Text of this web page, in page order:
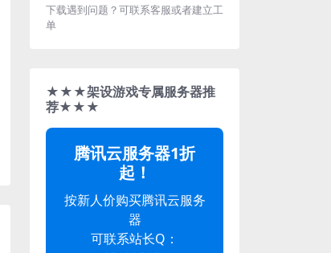
下载遇到问题？可联系客服或者建立工
单
★★★架设游戏专属服务器推
荐★★★
腾讯云服务器1折
起！
按新人价购买腾讯云服务
器
可联系站长Q：